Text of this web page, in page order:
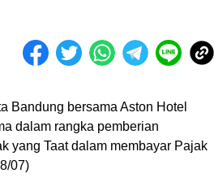
Bandung bersama Aston Hotel
dalam rangka pemberian
yang Taat dalam membayar Pajak
07)